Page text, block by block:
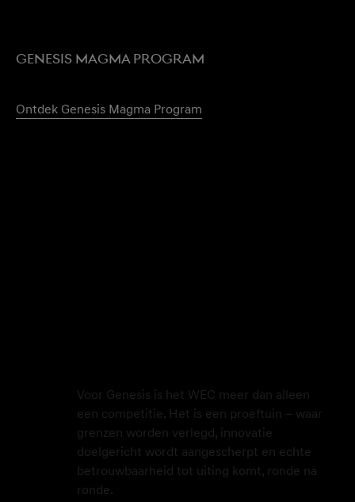
Genesis Magma Program
Ontdek Genesis Magma Program
Voor Genesis is het WEC meer dan alleen
een competitie. Het is een proeftuin – waar
grenzen worden verlegd, innovatie
doelgericht wordt aangescherpt en echte
betrouwbaarheid tot uiting komt, ronde na
ronde.